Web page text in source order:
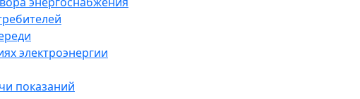
электроэнергии
показаний